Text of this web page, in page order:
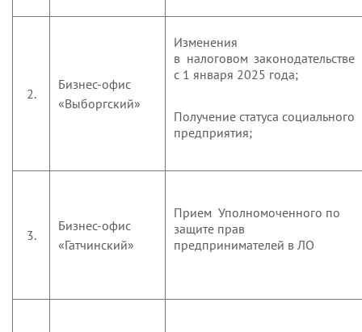
2.
Бизнес-офис
«Выборгский»
Изменения
в налоговом законодательстве
с 1 января 2025 года;
Получение статуса социального
предприятия;
3.
Бизнес-офис
«Гатчинский»
Прием Уполномоченного по
защите прав
предпринимателей в ЛО